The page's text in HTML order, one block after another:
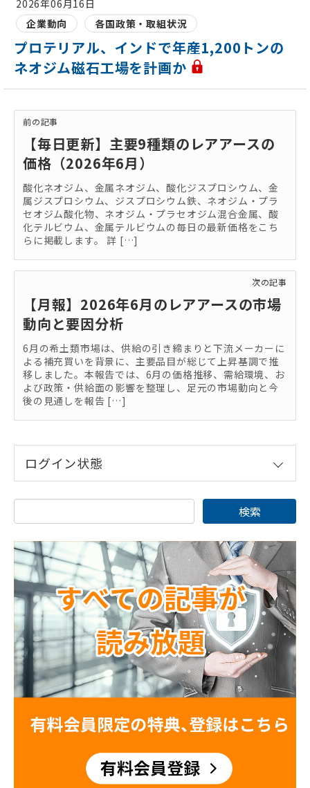
2026年06月16日
企業動向
各国政策・取組状況
プロテリアル、インドで年産1,200トンの
ネオジム磁石工場を計画か
前の記事
【毎日更新】主要9種類のレアアースの
価格（2026年6月）
酸化ネオジム、金属ネオジム、酸化ジスプロシウム、金
属ジスプロシウム、ジスプロシウム鉄、ネオジム・プラ
セオジム酸化物、ネオジム・プラセオジム混合金属、酸
化テルビウム、金属テルビウムの毎日の最新価格をこち
らに掲載します。 詳 […]
次の記事
【月報】2026年6月のレアアースの市場
動向と要因分析
6月の希土類市場は、供給の引き締まりと下流メーカーに
よる補充買いを背景に、主要品目が総じて上昇基調で推
移しました。本報告では、6月の価格推移、需給環境、お
よび政策・供給面の影響を整理し、足元の市場動向と今
後の見通しを報告 […]
ログイン状態